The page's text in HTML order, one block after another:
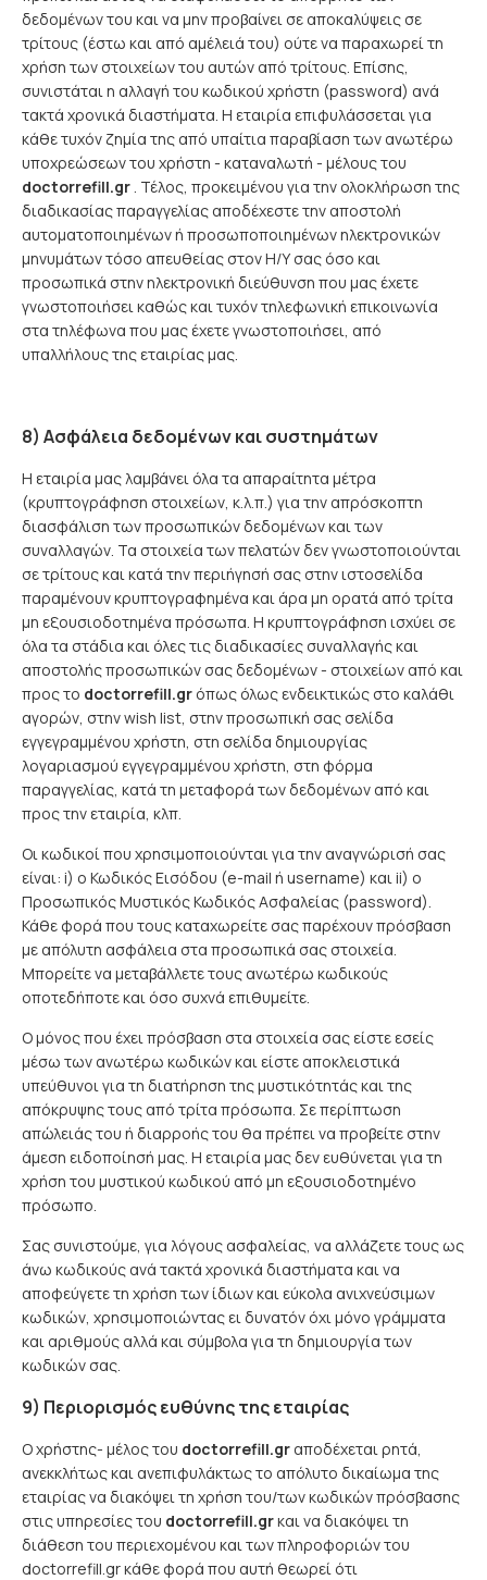
δεδομένων του και να μην προβαίνει σε αποκαλύψεις σε
τρίτους (έστω και από αμέλειά του) ούτε να παραχωρεί τη
χρήση των στοιχείων του αυτών από τρίτους. Επίσης,
συνιστάται η αλλαγή του κωδικού χρήστη (password) ανά
τακτά χρονικά διαστήματα. Η εταιρία επιφυλάσσεται για
κάθε τυχόν ζημία της από υπαίτια παραβίαση των ανωτέρω
υποχρεώσεων του χρήστη - καταναλωτή - μέλους του
doctorrefill.gr. Τέλος, προκειμένου για την ολοκλήρωση της
διαδικασίας παραγγελίας αποδέχεστε την αποστολή
αυτοματοποιημένων ή προσωποποιημένων ηλεκτρονικών
μηνυμάτων τόσο απευθείας στον Η/Υ σας όσο και
προσωπικά στην ηλεκτρονική διεύθυνση που μας έχετε
γνωστοποιήσει καθώς και τυχόν τηλεφωνική επικοινωνία
στα τηλέφωνα που μας έχετε γνωστοποιήσει, από
υπαλλήλους της εταιρίας μας.
8) Ασφάλεια δεδομένων και συστημάτων
Η εταιρία μας λαμβάνει όλα τα απαραίτητα μέτρα
(κρυπτογράφηση στοιχείων, κ.λ.π.) για την απρόσκοπτη
διασφάλιση των προσωπικών δεδομένων και των
συναλλαγών. Τα στοιχεία των πελατών δεν γνωστοποιούνται
σε τρίτους και κατά την περιήγησή σας στην ιστοσελίδα
παραμένουν κρυπτογραφημένα και άρα μη ορατά από τρίτα
μη εξουσιοδοτημένα πρόσωπα. Η κρυπτογράφηση ισχύει σε
όλα τα στάδια και όλες τις διαδικασίες συναλλαγής και
αποστολής προσωπικών σας δεδομένων - στοιχείων από και
προς το doctorrefill.gr όπως όλως ενδεικτικώς στο καλάθι
αγορών, στην wish list, στην προσωπική σας σελίδα
εγγεγραμμένου χρήστη, στη σελίδα δημιουργίας
λογαριασμού εγγεγραμμένου χρήστη, στη φόρμα
παραγγελίας, κατά τη μεταφορά των δεδομένων από και
προς την εταιρία, κλπ.
Οι κωδικοί που χρησιμοποιούνται για την αναγνώρισή σας
είναι: i) ο Κωδικός Εισόδου (e-mail ή username) και ii) ο
Προσωπικός Μυστικός Κωδικός Ασφαλείας (password).
Κάθε φορά που τους καταχωρείτε σας παρέχουν πρόσβαση
με απόλυτη ασφάλεια στα προσωπικά σας στοιχεία.
Μπορείτε να μεταβάλλετε τους ανωτέρω κωδικούς
οποτεδήποτε και όσο συχνά επιθυμείτε.
Ο μόνος που έχει πρόσβαση στα στοιχεία σας είστε εσείς
μέσω των ανωτέρω κωδικών και είστε αποκλειστικά
υπεύθυνοι για τη διατήρηση της μυστικότητάς και της
απόκρυψης τους από τρίτα πρόσωπα. Σε περίπτωση
απώλειάς του ή διαρροής του θα πρέπει να προβείτε στην
άμεση ειδοποίησή μας. Η εταιρία μας δεν ευθύνεται για τη
χρήση του μυστικού κωδικού από μη εξουσιοδοτημένο
πρόσωπο.
Σας συνιστούμε, για λόγους ασφαλείας, να αλλάζετε τους ως
άνω κωδικούς ανά τακτά χρονικά διαστήματα και να
αποφεύγετε τη χρήση των ίδιων και εύκολα ανιχνεύσιμων
κωδικών, χρησιμοποιώντας ει δυνατόν όχι μόνο γράμματα
και αριθμούς αλλά και σύμβολα για τη δημιουργία των
κωδικών σας.
9) Περιορισμός ευθύνης της εταιρίας
Ο χρήστης- μέλος του doctorrefill.gr αποδέχεται ρητά,
ανεκκλήτως και ανεπιφυλάκτως το απόλυτο δικαίωμα της
εταιρίας να διακόψει τη χρήση του/των κωδικών πρόσβασης
στις υπηρεσίες του doctorrefill.grκαι να διακόψει τη
διάθεση του περιεχομένου και των πληροφοριών του
doctorrefill.gr κάθε φορά που αυτή θεωρεί ότι